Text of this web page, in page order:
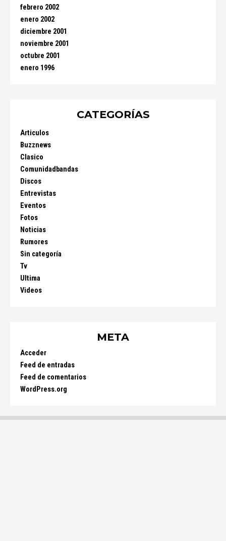
febrero 2002
enero 2002
diciembre 2001
noviembre 2001
octubre 2001
enero 1996
CATEGORÍAS
Articulos
Buzznews
Clasico
Comunidadbandas
Discos
Entrevistas
Eventos
Fotos
Noticias
Rumores
Sin categoría
Tv
Ultima
Videos
META
Acceder
Feed de entradas
Feed de comentarios
WordPress.org